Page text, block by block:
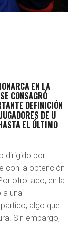
EN LA
CONSAGRÓ
DEFINICIÓN
DE U
EL ÚLTIMO
dirigido por
con la obtención
otro lado, en la
a una
algo que
Sin embargo,